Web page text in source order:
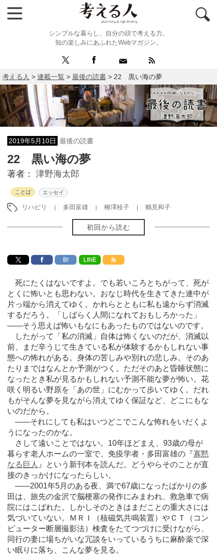
シンプルな暮らし、自分の頭で考える力。
知の楽しみにあふれたWebマガジン。
考える人 > 連載一覧 > 最後の読書 > 22 黒い海の夢
2019年5月10日 最後の読書
22 黒い海の夢
著者： 津野海太郎
ことば エッセイ
リハビリ 多田富雄 柳澤桂子 鶴見和子
初回から読む
B! LINE
死にたくはないですよ。でも若いころとちがって、死が
とくに怖いとも思わない。おなじ時代を生きてきた連中が
片っ端から消えてゆく。かれらとともに私も遠からず消滅
するだろう。「しばらく人間になれておもしろかった」
――そう思えば怖いもなにもあったものではないのです。
したがって「私の消滅」自体は怖くないのだが、消滅以
前、まだ辛うじて生きている私が体験するかもしれない事
態への怖れがある。身体の苦しみや別れの悲しみ。そのあ
たりまではなんとか予測がつく。ただそのあと昏睡状態に
なったとき私が見るかもしれない予測不能な夢が怖い。花
咲く明るい野原を「あの世」にむかって歩いてゆく。だれ
もがそんな夢を見ながら消えてゆく保証など、どこにもな
いのだから。
――それにしても私はいつどこでこんな怖れをいだくよ
うになったのかな。
さして遠いことではない。10年ほどまえ、93歳の母が
暮らす老人ホームの一室で、免疫学者・多田富雄の『寡黙
なる巨人 』という新刊本を読んだ。どうやらそのことが直
接のきっかけになったらしい。
――2001年5月のある夜、満で67歳になったばかりの多
田は、旅先の金沢で脳梗塞の発作にみまわれ、救急車で病
院にはこばれた。しかしそのときはまだことの重大さには
気づいていない。ＭＲＩ（核磁気共鳴装置）やＣＴ（コン
ピューター断層撮影法）検査をたてつづけに受けながら、
同行の妻に場ちがいな冗談をいっているうちに麻酔薬で深
い眠りに落ち、こんな夢を見る。